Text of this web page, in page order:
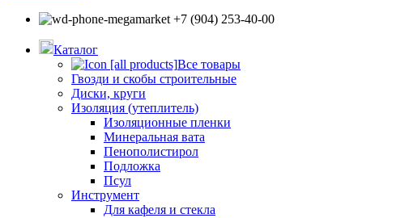
+7 (904) 253-40-00
Каталог
Все товары
Гвозди и скобы строительные
Диски, круги
Изоляция (утеплитель)
Изоляционные пленки
Минеральная вата
Пенополистирол
Подложка
Псул
Инструмент
Для кафеля и стекла